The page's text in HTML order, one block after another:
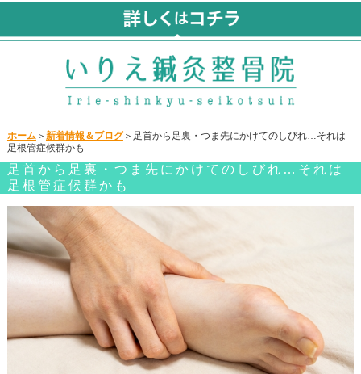
ホーム＞ 新着情報＆ブログ＞足首から足裏・つま先にかけてのしびれ…それは
足根管症候群かも
足首から足裏・つま先にかけてのしびれ…それは
足根管症候群かも